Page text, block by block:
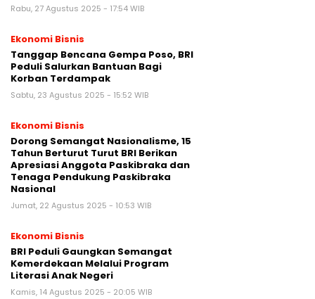
Rabu, 27 Agustus 2025 - 17:54 WIB
Ekonomi Bisnis
Tanggap Bencana Gempa Poso, BRI
Peduli Salurkan Bantuan Bagi
Korban Terdampak
Sabtu, 23 Agustus 2025 - 15:52 WIB
Ekonomi Bisnis
Dorong Semangat Nasionalisme, 15
Tahun Berturut Turut BRI Berikan
Apresiasi Anggota Paskibraka dan
Tenaga Pendukung Paskibraka
Nasional
Jumat, 22 Agustus 2025 - 10:53 WIB
Ekonomi Bisnis
BRI Peduli Gaungkan Semangat
Kemerdekaan Melalui Program
Literasi Anak Negeri
Kamis, 14 Agustus 2025 - 20:05 WIB